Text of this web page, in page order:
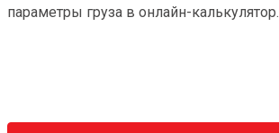
параметры груза в онлайн-калькулятор.